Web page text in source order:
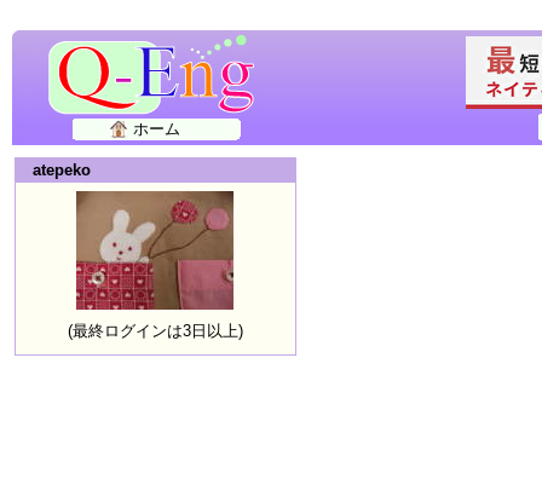
ホーム
atepeko
(最終ログインは3日以上)